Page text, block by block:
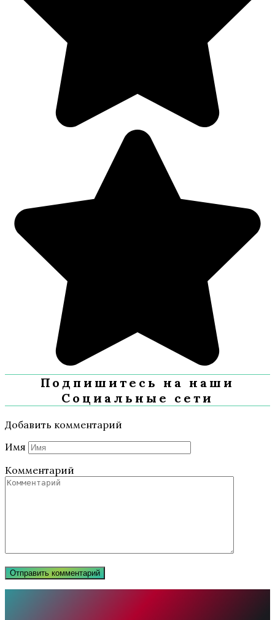
Подпишитесь на наши
Социальные сети
Добавить комментарий
Имя
Комментарий